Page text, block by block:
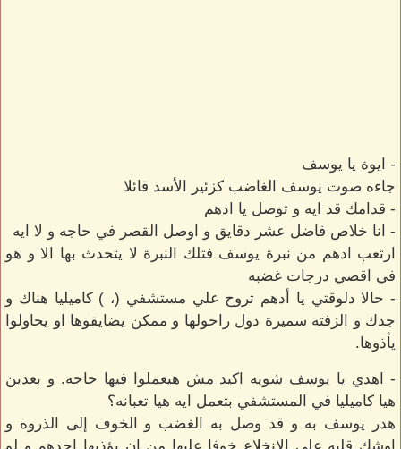
- ايوة يا يوسف
جاءه صوت يوسف الغاضب كزئير الأسد قائلا
- قدامك قد ايه و توصل يا ادهم
- انا خلاص فاضل عشر دقايق و اوصل القصر في حاجه و لا ايه
ارتعب ادهم من نبرة يوسف فتلك النبرة لا يتحدث بها الا و هو
في اقصي درجات غضبه
- حالا دلوقتي يا أدهم تروح علي مستشفي (، ) كاميليا هناك و
جدك و الزفته سميرة دول راحولها و ممكن يضايقوها او يحاولوا
يأذوها.
- اهدي يا يوسف شويه اكيد مش هيعملوا فيها حاجه. و بعدين
هيا كاميليا في المستشفي بتعمل ايه هيا تعبانه؟
هدر يوسف به و قد وصل به الغضب و الخوف إلى الذروه و